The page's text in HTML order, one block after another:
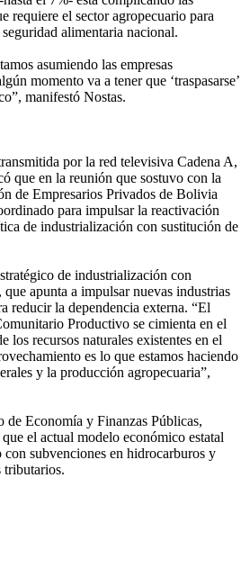
requiere el sector agropecuario para
alimentaria nacional.
asumiendo las empresas
momento va a tener que ‘traspasarse’
manifestó Nostas.
por la red televisiva Cadena A,
que en la reunión que sostuvo con la
de Empresarios Privados de Bolivia
para impulsar la reactivación
de industrialización con sustitución de
de industrialización con
apunta a impulsar nuevas industrias
reducir la dependencia externa. “El
Productivo se cimienta en el
los recursos naturales existentes en el
es lo que estamos haciendo
y la producción agropecuaria”,
de Economía y Finanzas Públicas,
el actual modelo económico estatal
subvenciones en hidrocarburos y
tributarios.